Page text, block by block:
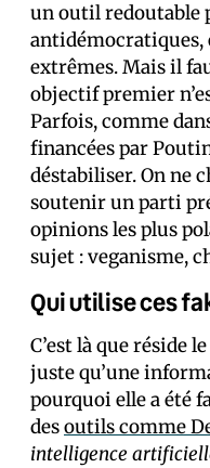
un outil redoutable
antidémocratiques,
extrêmes. Mais il
objectif premier
Parfois, comme
financées par
déstabiliser. On ne
soutenir un parti
opinions les plus
sujet : veganisme,
Qui utilise ces
C’est là que réside
juste qu’une
pourquoi elle a été
desoutils comme
intelligence